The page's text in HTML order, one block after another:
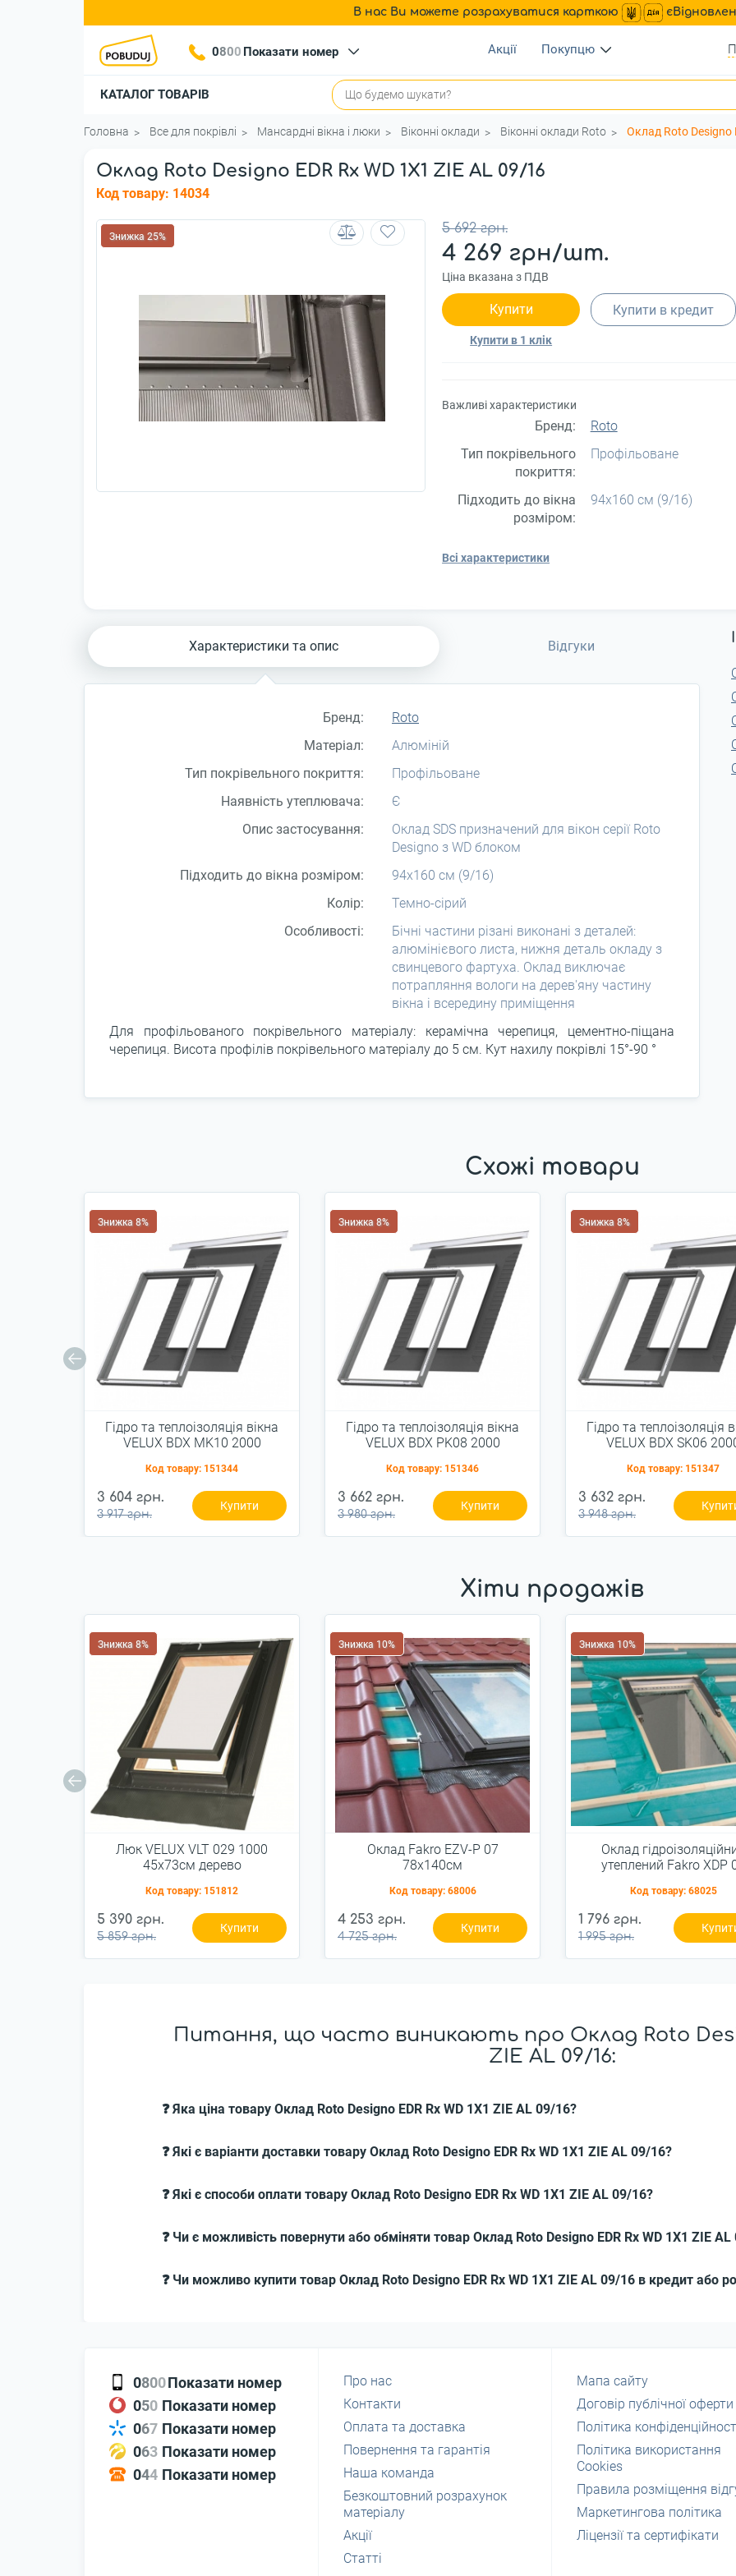
В нас Ви можете розрахуватися карткою
0800 Показати номер Акції Покупцю
КАТАЛОГ ТОВАРІВ
Головна Все для покрівлі Мансардні вікна і люки Віконні оклади Віконні оклади Roto Оклад Roto Designo
Оклад Roto Designo EDR Rх WD 1X1 ZIE AL 09/16
Код товару: 14034
Знижка 25%
5 692 грн.
4 269 грн/шт.
Ціна вказана з ПДВ
Купити
Купити в 1 клік
Купити в кредит
Важливі характеристики
Бренд:
Roto
Тип покрівельного
покриття:
Профільоване
Підходить до вікна
розміром:
94x160 см (9/16)
Всі характеристики
Характеристики та опис Відгуки
Бренд:
Roto
Матеріал:
Алюміній
Тип покрівельного покриття:
Профільоване
Наявність утеплювача:
Є
Опис застосування:
Оклад SDS призначений для вікон серії Roto
Designo з WD блоком
Підходить до вікна розміром:
94x160 см (9/16)
Колір:
Темно-сірий
Особливості:
Бічні частини різані виконані з деталей:
алюмінієвого листа, нижня деталь окладу з
свинцевого фартуха. Оклад виключає
потрапляння вологи на дерев'яну частину
вікна і всередину приміщення
Для профільованого покрівельного матеріалу: керамічна черепиця, цементно-піщана
черепиця. Висота профілів покрівельного матеріалу до 5 см. Кут нахилу покрівлі 15°-90 °
Схожі товари
Знижка 8%
Гідро та теплоізоляція вікна
VELUX BDX MK10 2000
Код товару: 151344
3 604 грн.
3 917 грн.
Купити
Знижка 8%
Гідро та теплоізоляція вікна
VELUX BDX PK08 2000
Код товару: 151346
3 662 грн.
3 980 грн.
Купити
Знижка 8%
Гідро та теплоізоляція
VELUX BDX SK06
Код товару: 151347
3 632 грн.
3 948 грн.
Хіти продажів
Знижка 8%
Люк VELUX VLT 029 1000
45x73см дерево
Код товару: 151812
5 390 грн.
5 859 грн.
Купити
Знижка 10%
Оклад Fakro EZV-P 07
78x140см
Код товару: 68006
4 253 грн.
4 725 грн.
Купити
Знижка 10%
Оклад
утеплений Fakro XDP
Код товару: 68025
1 796 грн.
1 995 грн.
Питання, що часто виникають про Оклад Roto
ZIE AL 09/16:
❓ Яка ціна товару Оклад Roto Designo EDR Rх WD 1X1 ZIE AL 09/16?
❓ Які є варіанти доставки товару Оклад Roto Designo EDR Rх WD 1X1 ZIE AL 09/16?
❓ Які є способи оплати товару Оклад Roto Designo EDR Rх WD 1X1 ZIE AL 09/16?
❓ Чи є можливість повернути або обміняти товар Оклад Roto Designo EDR Rх WD 1X1 ZIE
❓ Чи можливо купити товар Оклад Roto Designo EDR Rх WD 1X1 ZIE AL 09/16 в кредит або
0800Показати номер
050 Показати номер
067 Показати номер
063 Показати номер
044 Показати номер
Про нас
Контакти
Оплата та доставка
Повернення та гарантія
Наша команда
Безкоштовний розрахунок
матеріалу
Акції
Статті
Мапа сайту
Договір публічної оферти
Політика
Політика використання
Cookies
Правила розміщення
Маркетингова політика
Ліцензії та сертифікати